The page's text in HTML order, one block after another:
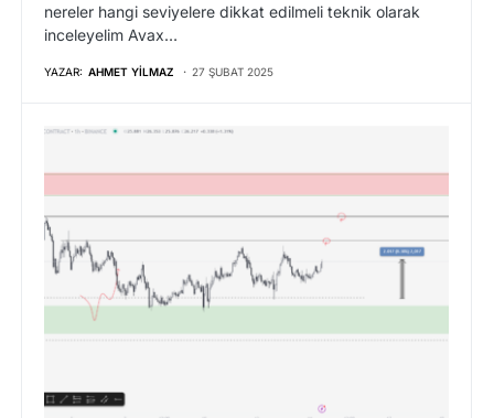
nereler hangi seviyelere dikkat edilmeli teknik olarak
inceleyelim Avax…
YAZAR: AHMET YILMAZ 27 ŞUBAT 2025